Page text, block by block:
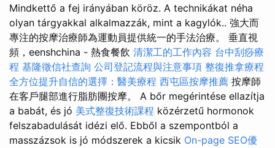
Mindkettő a fej irányában köröz. A technikákat néha
olyan tárgyakkal alkalmazzák, mint a kagylók.. 強大而
專注的按摩治療師為運動員提供統一的手法治療。 垂直視
頻，eenshchina - 熱食餐飲 清潔工的工作內容 台中刮痧療
程 基隆徵信社查詢 公司登記流程與注意事項 整復推拿療程
全方位提升自信的選擇：醫美療程 西屯區按摩推薦 按摩師
在客戶腿部進行脂肪團按摩。 A bőr megérintése ellazítja
a babát, és jó 美式整復技術課程 közérzetű hormonok
felszabadulását idézi elő. Ebből a szempontból a
masszázsok is jó módszerek a kicsik On-page SEO優